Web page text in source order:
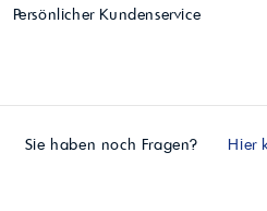
Persönlicher Kundenservice
Sie haben noch Fragen? Hier